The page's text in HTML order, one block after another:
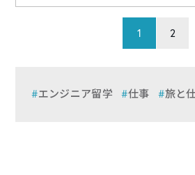
1 2
エンジニア留学 仕事 旅と